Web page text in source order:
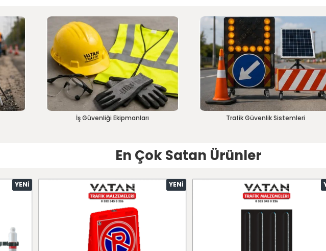
İş Güvenliği Ekipmanları Trafik Güvenlik Sistemleri
En Çok Satan Ürünler
YENI YENI